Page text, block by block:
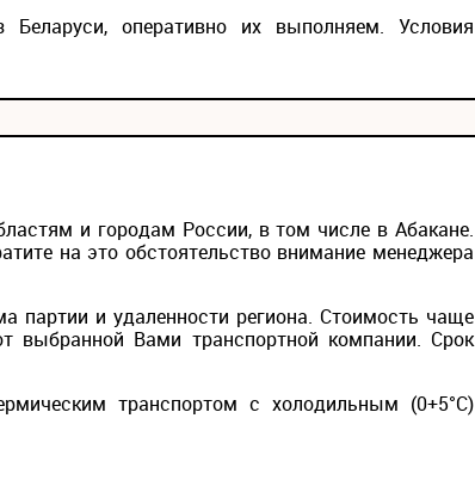
оперативно их выполняем. Условия
и городам России, в том числе в Абакане.
на это обстоятельство внимание менеджера
партии и удаленности региона. Стоимость чаще
выбранной Вами транспортной компании. Срок
транспортом с холодильным (0+5°С)